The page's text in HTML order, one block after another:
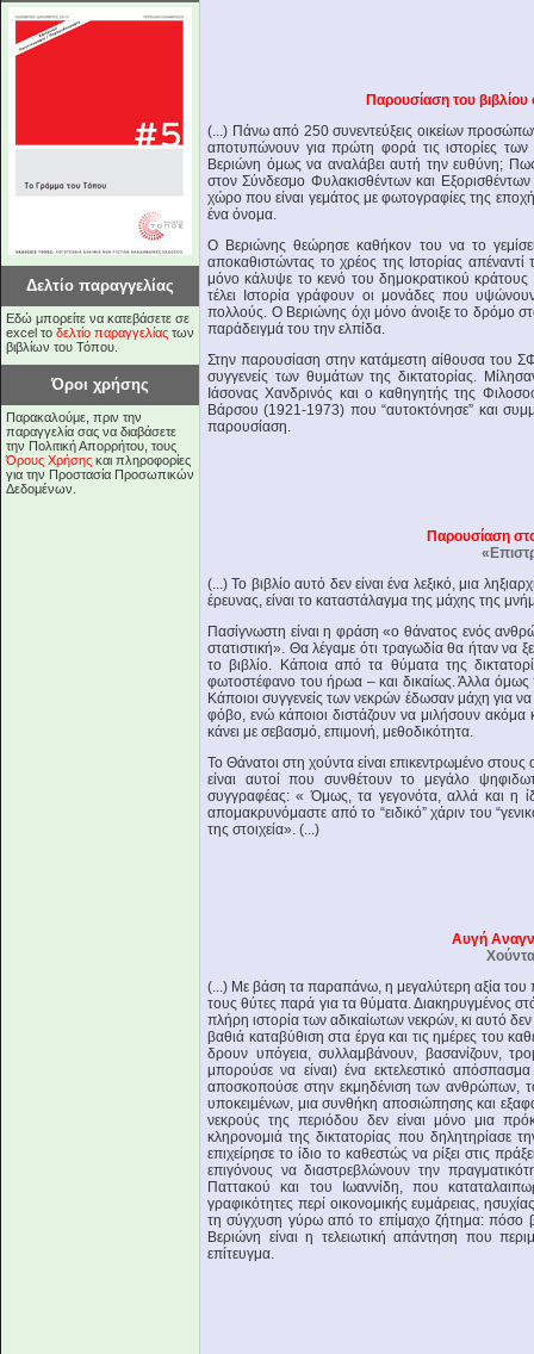
Δελτίο παραγγελίας
Εδώ μπορείτε να κατεβάσετε σε
excel το δελτίο παραγγελίας των
βιβλίων του Τόπου.
Όροι χρήσης
Παρακαλούμε, πριν την
παραγγελία σας να διαβάσετε
την Πολιτική Απορρήτου, τους
Όρους Χρήσης και πληροφορίες
για την Προστασία Προσωπικών
Δεδομένων.
Παρουσίαση του
(...) Πάνω από 250 συνεντεύξεις οικείων
αποτυπώνουν για πρώτη φορά τις ιστορίες των
Βεριώνη όμως να αναλάβει αυτή την ευθύνη;
στον Σύνδεσμο Φυλακισθέντων και
χώρο που είναι γεμάτος με φωτογραφίες της
ένα όνομα.
Ο Βεριώνης θεώρησε καθήκον του να το
αποκαθιστώντας το χρέος της Ιστορίας
μόνο κάλυψε το κενό του δημοκρατικού κράτους
τέλει Ιστορία γράφουν οι μονάδες που
πολλούς. Ο Βεριώνης όχι μόνο άνοιξε το δρόμο
παράδειγμά του την ελπίδα.
Στην παρουσίαση στην κατάμεστη αίθουσα του
συγγενείς των θυμάτων της δικτατορίας.
Ιάσονας Χανδρινός και ο καθηγητής της
Βάρσου (1921-1973) που “αυτοκτόνησε” και
παρουσίαση.
Παρουσίαση
(...) Το βιβλίο αυτό δεν είναι ένα λεξικό, μια
έρευνας, είναι το καταστάλαγμα της μάχης της
Πασίγνωστη είναι η φράση «ο θάνατος ενός
στατιστική». Θα λέγαμε ότι τραγωδία θα ήταν να
το βιβλίο. Κάποια από τα θύματα της
φωτοστέφανο του ήρωα – και δικαίως. Άλλα όμως
Κάποιοι συγγενείς των νεκρών έδωσαν μάχη για
φόβο, ενώ κάποιοι διστάζουν να μιλήσουν
κάνει με σεβασμό, επιμονή, μεθοδικότητα.
Το Θάνατοι στη χούντα είναι επικεντρωμένο
είναι αυτοί που συνθέτουν το μεγάλο
συγγραφέας: « Όμως, τα γεγονότα, αλλά και η
απομακρυνόμαστε από το “ειδικό” χάριν του
της στοιχεία». (...)
Αυγή
(...) Με βάση τα παραπάνω, η μεγαλύτερη αξία του
τους θύτες παρά για τα θύματα. Διακηρυγμένος
πλήρη ιστορία των αδικαίωτων νεκρών, κι αυτό
βαθιά καταβύθιση στα έργα και τις ημέρες του
δρουν υπόγεια, συλλαμβάνουν, βασανίζουν,
μπορούσε να είναι) ένα εκτελεστικό
αποσκοπούσε στην εκμηδένιση των ανθρώπων,
υποκειμένων, μια συνθήκη αποσιώπησης και
νεκρούς της περιόδου δεν είναι μόνο μια
κληρονομιά της δικτατορίας που δηλητηρίασε
επιχείρησε το ίδιο το καθεστώς να ρίξει στις
επιγόνους να διαστρεβλώνουν την
Παττακού και του Ιωαννίδη, που
γραφικότητες περί οικονομικής ευμάρειας,
τη σύγχυση γύρω από το επίμαχο ζήτημα: πόσο
Βεριώνη είναι η τελειωτική απάντηση που
επίτευγμα.